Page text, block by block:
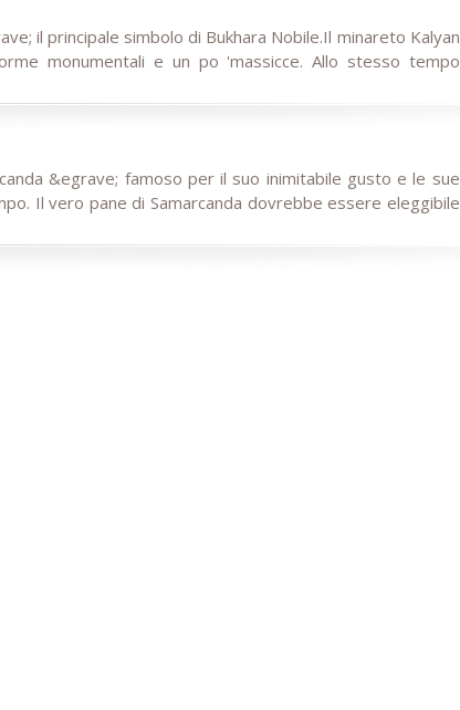
il principale simbolo di Bukhara Nobile.Il minareto Kalyan
monumentali e un po 'massicce. Allo stesso tempo
&egrave; famoso per il suo inimitabile gusto e le sue
Il vero pane di Samarcanda dovrebbe essere eleggibile